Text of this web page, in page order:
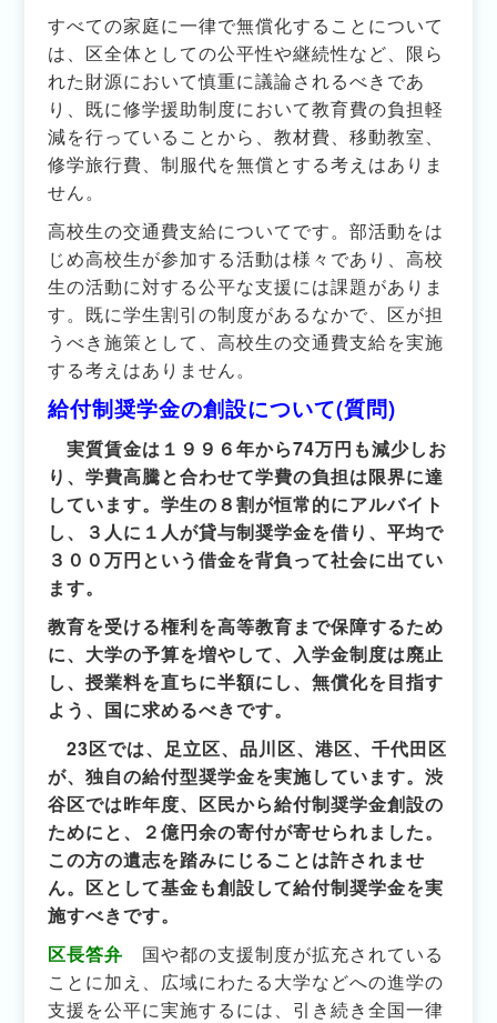
すべての家庭に一律で無償化することについて
は、区全体としての公平性や継続性など、限ら
れた財源において慎重に議論されるべきであ
り、既に修学援助制度において教育費の負担軽
減を行っていることから、教材費、移動教室、
修学旅行費、制服代を無償とする考えはありま
せん。
高校生の交通費支給についてです。部活動をは
じめ高校生が参加する活動は様々であり、高校
生の活動に対する公平な支援には課題がありま
す。既に学生割引の制度があるなかで、区が担
うべき施策として、高校生の交通費支給を実施
する考えはありません。
給付制奨学金の創設について(質問)
実質賃金は１９９６年から74万円も減少しお
り、学費高騰と合わせて学費の負担は限界に達
しています。学生の８割が恒常的にアルバイト
し、３人に１人が貸与制奨学金を借り、平均で
３００万円という借金を背負って社会に出てい
ます。
教育を受ける権利を高等教育まで保障するため
に、大学の予算を増やして、入学金制度は廃止
し、授業料を直ちに半額にし、無償化を目指す
よう、国に求めるべきです。
23区では、足立区、品川区、港区、千代田区
が、独自の給付型奨学金を実施しています。渋
谷区では昨年度、区民から給付制奨学金創設の
ためにと、２億円余の寄付が寄せられました。
この方の遺志を踏みにじることは許されませ
ん。区として基金も創設して給付制奨学金を実
施すべきです。
区長答弁 国や都の支援制度が拡充されている
ことに加え、広域にわたる大学などへの進学の
支援を公平に実施するには、引き続き全国一律